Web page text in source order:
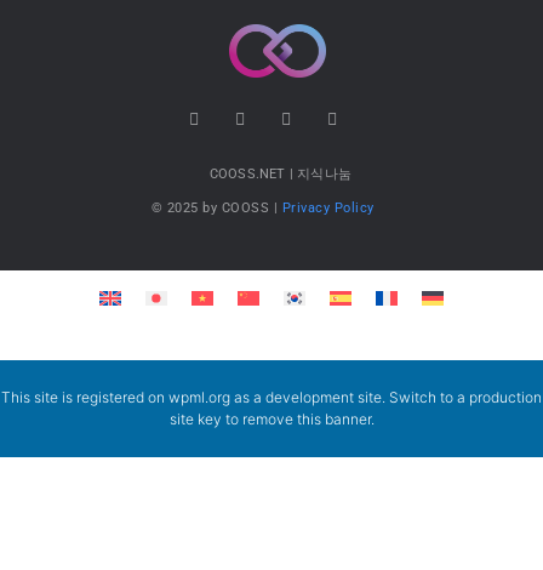
COOSS.NET | 지식나눔
© 2025 by COOSS | Privacy Policy
This site is registered on wpml.org as a development site. Switch to a production
site key to remove this banner.